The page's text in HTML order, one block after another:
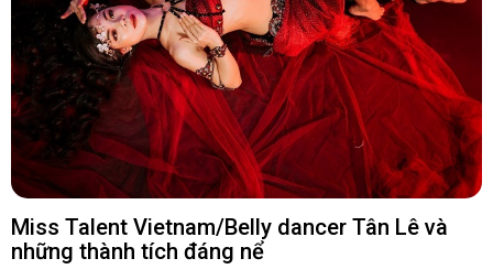
Miss Talent Vietnam/Belly dancer Tân Lê và
những thành tích đáng nể